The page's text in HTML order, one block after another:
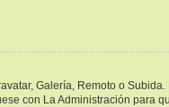
Galería, Remoto o
con La Administración para